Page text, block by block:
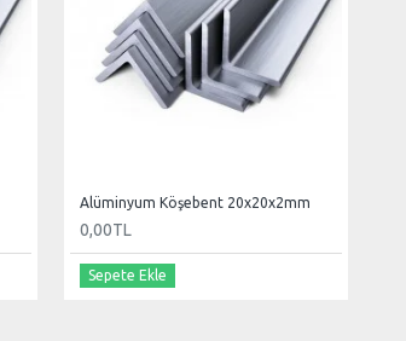
Alüminyum Köşebent 20x20x2mm
0,00TL
Sepete Ekle